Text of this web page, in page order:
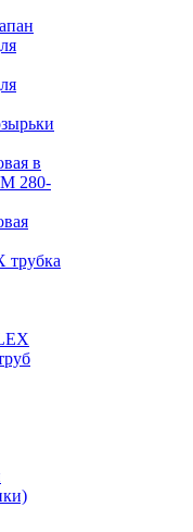
в
280-